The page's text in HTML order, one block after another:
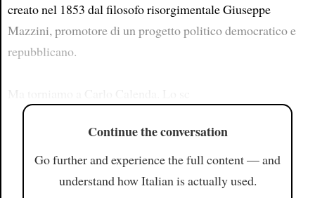
creato nel 1853 dal filosofo risorgimentale Giuseppe
Mazzini, promotore di un progetto politico democratico e
repubblicano.
Continue the conversation
Go further and experience the full content — and
understand how Italian is actually used.